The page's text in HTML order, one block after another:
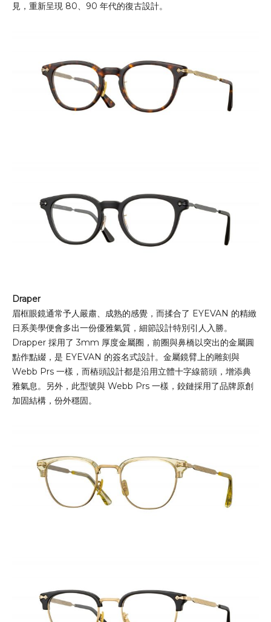
見，重新呈現 80、90 年代的復古設計。
Draper
眉框眼鏡通常予人嚴肅、成熟的感覺，而揉合了 EYEVAN 的精緻
日系美學便會多出一份優雅氣質，細節設計特別引人入勝。
Drapper 採用了 3mm 厚度金屬圈，前圈與鼻橋以突出的金屬圓
點作點綴，是 EYEVAN 的簽名式設計。金屬鏡臂上的雕刻與
Webb Prs 一樣，而樁頭設計都是沿用立體十字線箭頭，增添典
雅氣息。另外，此型號與 Webb Prs 一樣，鉸鏈採用了品牌原創
加固結構，份外穩固。